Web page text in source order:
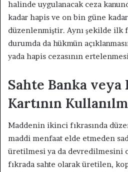
halinde uygulanacak ceza
kadar hapis ve on bin güne
düzenlenmiştir. Aynı şekilde ilk
durumda da hükmün
yada hapis cezasının
Sahte Banka veya
Kartının
Maddenin ikinci fıkrasında
maddi menfaat elde etmeden
üretilmesi ya da devredilmesini
fıkrada sahte olarak üretilen,